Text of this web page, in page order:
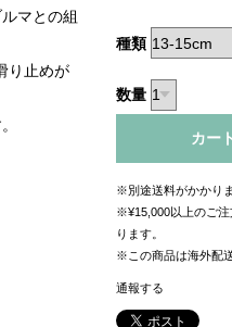
マとの組
り止めが
種類
数量
カー
※別途送料がかかりま
※¥15,000以上のご注
ります。
※この商品は海外配
通報する